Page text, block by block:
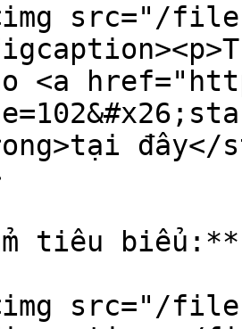
src="/files/
<a
đây</
tiêu
src="/files/